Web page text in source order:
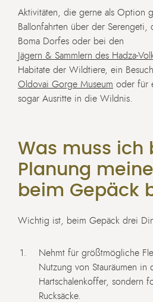
Aktivitäten, die gerne als Option
Ballonfahrten über der Serengeti,
Boma Dorfes oder bei den
Jägern & Sammlern des Hadza-
Habitate der Wildtiere, ein
Oldovai Gorge Museum oder für
sogar Ausritte in die Wildnis.
Was muss ich
Planung
beim Gepäck
Wichtig ist, beim Gepäck drei
Nehmt für größtmögliche
Nutzung von Stauräumen in
Hartschalenkoffer, sondern
Rucksäcke.